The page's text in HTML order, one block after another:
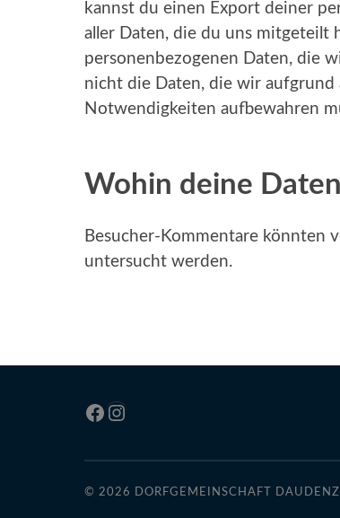
kannst du einen Export deiner
aller Daten, die du uns mitgeteilt
personenbezogenen Daten, die
nicht die Daten, die wir
Notwendigkeiten aufbewahren
Wohin deine
Besucher-Kommentare könnten
untersucht werden.
Facebook
Instagram
© 2026 DORFGEMEINSCHAFT